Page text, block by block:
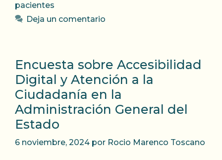
pacientes
Deja un comentario
Encuesta sobre Accesibilidad
Digital y Atención a la
Ciudadanía en la
Administración General del
Estado
6 noviembre, 2024 por Rocio Marenco Toscano